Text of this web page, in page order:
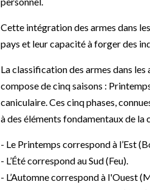
Cette intégration des armes dans
pays et leur capacité à forger des
La classification des armes dans
compose de cinq saisons :
caniculaire. Ces cinq phases,
à des éléments fondamentaux de la
- Le Printemps correspond à l’Est
- L’Été correspond au Sud (Feu).
- L’Automne correspond à l'Ouest